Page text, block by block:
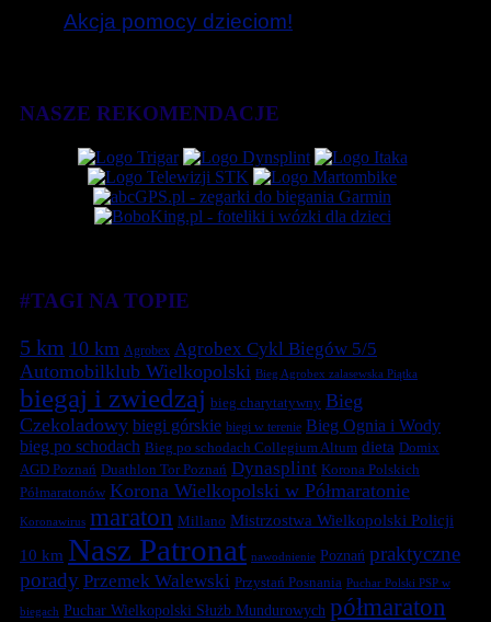
Akcja pomocy dzieciom!
NASZE REKOMENDACJE
#TAGI NA TOPIE
5 km 10 km Agrobex Agrobex Cykl Biegów 5/5
Automobilklub Wielkopolski Bieg Agrobex zalasewska Piątka
biegaj i zwiedzaj bieg charytatywny Bieg
Czekoladowy biegi górskie biegi w terenie Bieg Ognia i Wody
bieg po schodach Bieg po schodach Collegium Altum dieta Domix
AGD Poznań Duathlon Tor Poznań Dynasplint Korona Polskich
Półmaratonów Korona Wielkopolski w Półmaratonie
Koronawirus maraton Millano Mistrzostwa Wielkopolski Policji
10 km Nasz Patronat nawodnienie Poznań praktyczne
porady Przemek Walewski Przystań Posnania Puchar Polski PSP w
biegach Puchar Wielkopolski Służb Mundurowych półmaraton